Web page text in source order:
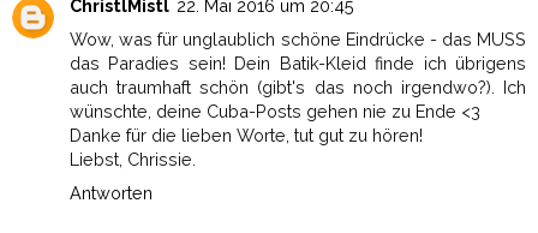
ChristlMistl 22. Mai 2016 um 20:45
Wow, was für unglaublich schöne Eindrücke - das MUSS
das Paradies sein! Dein Batik-Kleid finde ich übrigens
auch traumhaft schön (gibt's das noch irgendwo?). Ich
wünschte, deine Cuba-Posts gehen nie zu Ende <3
Danke für die lieben Worte, tut gut zu hören!
Liebst, Chrissie.
Antworten